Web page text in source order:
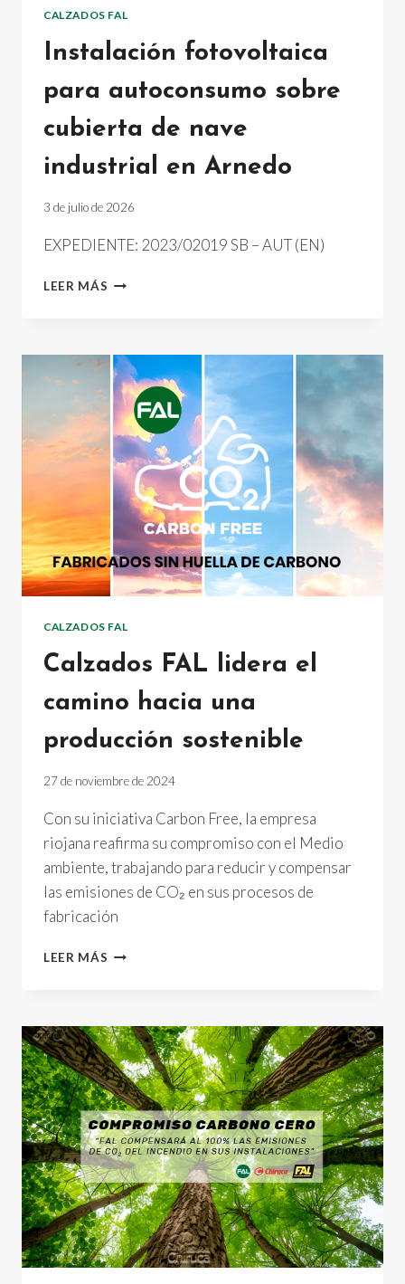
CALZADOS FAL
Instalación fotovoltaica
para autoconsumo sobre
cubierta de nave
industrial en Arnedo
3 de julio de 2026
EXPEDIENTE: 2023/02019 SB – AUT (EN)
LEER MÁS INSTALACIÓN
SOBRE
CUBIERTA
DE
NAVE
INDUSTRIAL
EN
ARNEDO
CALZADOS FAL
Calzados FAL lidera el
camino hacia una
producción sostenible
27 de noviembre de 2024
Con su iniciativa Carbon Free, la empresa
riojana reafirma su compromiso con el Medio
ambiente, trabajando para reducir y compensar
las emisiones de CO₂ en sus procesos de
fabricación
LEER MÁS CALZADOS
CAMINO
HACIA
UNA
PRODUCCIÓN
SOSTENIBLE